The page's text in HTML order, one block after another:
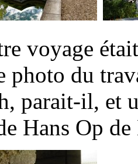
voyage
photo du
parait-il, et
Hans Op de